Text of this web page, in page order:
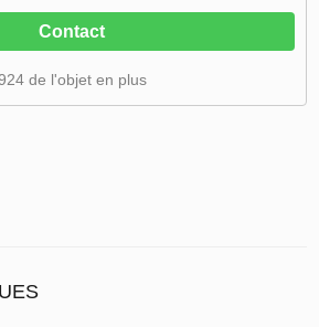
Contact
de l'objet en plus